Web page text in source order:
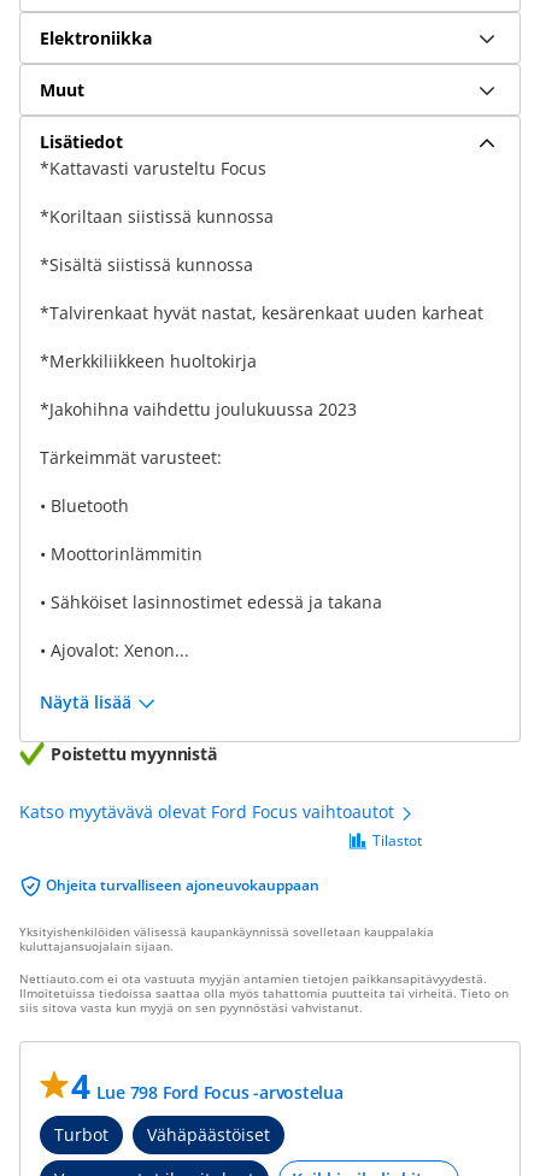
Elektroniikka
Muut
Lisätiedot
*Kattavasti varusteltu Focus
*Koriltaan siistissä kunnossa
*Sisältä siistissä kunnossa
*Talvirenkaat hyvät nastat, kesärenkaat uuden karheat
*Merkkiliikkeen huoltokirja
*Jakohihna vaihdettu joulukuussa 2023
Tärkeimmät varusteet:
• Bluetooth
• Moottorinlämmitin
• Sähköiset lasinnostimet edessä ja takana
• Ajovalot: Xenon...
Näytä lisää
Poistettu myynnistä
Katso myytävävä olevat Ford Focus vaihtoautot
Ohjeita turvalliseen ajoneuvokauppaan
Tilastot
Yksityishenkilöiden välisessä kaupankäynnissä sovelletaan kauppalakia
kuluttajansuojalain sijaan.
Nettiauto.com ei ota vastuuta myyjän antamien tietojen paikkansapitävyydestä.
Ilmoitetuissa tiedoissa saattaa olla myös tahattomia puutteita tai virheitä. Tieto on
siis sitova vasta kun myyjä on sen pyynnöstäsi vahvistanut.
4 Lue 798 Ford Focus -arvostelua
Turbot
Vähäpäästöiset